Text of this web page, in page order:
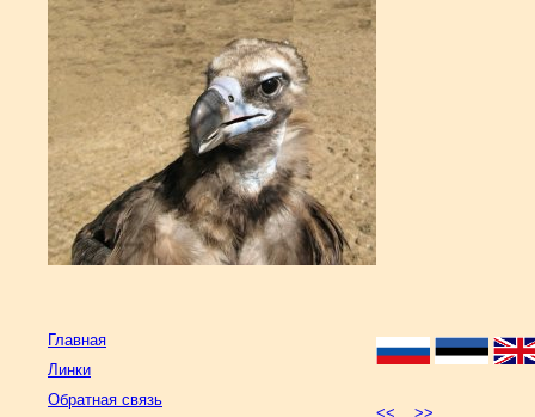
Главная
Линки
Обратная связь
<< >>